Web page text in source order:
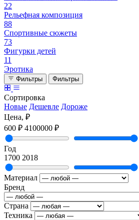
22
Рельефная композиция
88
Спортивные сюжеты
73
Фигурки детей
11
Эротика
Фильтры Фильтры
Сортировка
Новые Дешевле Дороже
Цена, ₽
600 ₽ 4100000 ₽
Год
1700 2018
Материал
Бренд
Страна
Техника